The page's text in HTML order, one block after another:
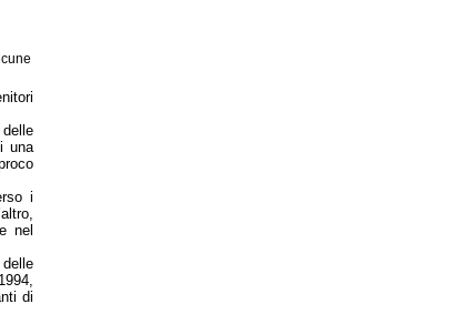
una
i
nel
di